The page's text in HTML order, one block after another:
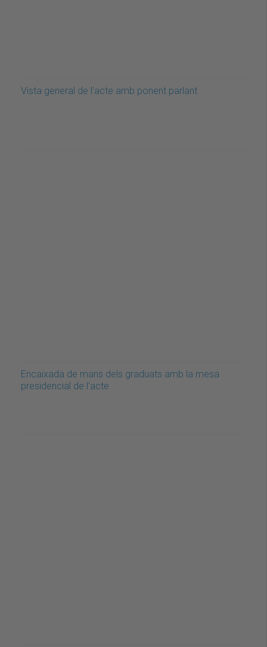
Vista general de l'acte amb ponent parlant
Encaixada de mans dels graduats amb la mesa
presidencial de l'acte